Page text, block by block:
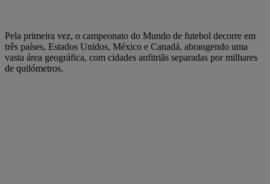
Pela primeira vez, o campeonato do Mundo de futebol decorre em
três países, Estados Unidos, México e Canadá, abrangendo uma
vasta área geográfica, com cidades anfitriãs separadas por milhares
de quilómetros.